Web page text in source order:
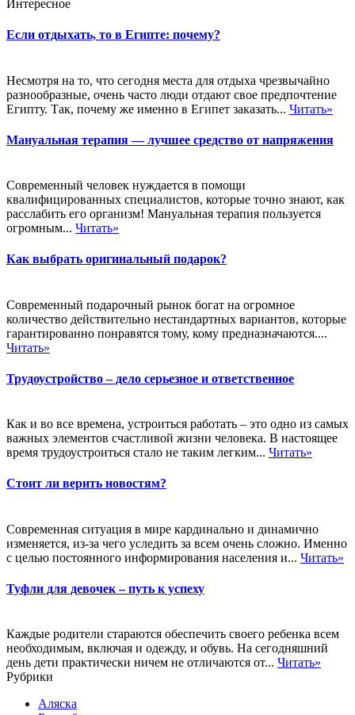
Интересное
Если отдыхать, то в Египте: почему?
Несмотря на то, что сегодня места для отдыха чрезвычайно
разнообразные, очень часто люди отдают свое предпочтение
Египту. Так, почему же именно в Египет заказать... Читать»
Мануальная терапия — лучшее средство от напряжения
Современный человек нуждается в помощи
квалифицированных специалистов, которые точно знают, как
расслабить его организм! Мануальная терапия пользуется
огромным... Читать»
Как выбрать оригинальный подарок?
Современный подарочный рынок богат на огромное
количество действительно нестандартных вариантов, которые
гарантированно понравятся тому, кому предназначаются....
Читать»
Трудоустройство – дело серьезное и ответственное
Как и во все времена, устроиться работать – это одно из самых
важных элементов счастливой жизни человека. В настоящее
время трудоустроиться стало не таким легким... Читать»
Стоит ли верить новостям?
Современная ситуация в мире кардинально и динамично
изменяется, из-за чего уследить за всем очень сложно. Именно
с целью постоянного информирования населения и... Читать»
Туфли для девочек – путь к успеху
Каждые родители стараются обеспечить своего ребенка всем
необходимым, включая и одежду, и обувь. На сегодняшний
день дети практически ничем не отличаются от... Читать»
Рубрики
Аляска